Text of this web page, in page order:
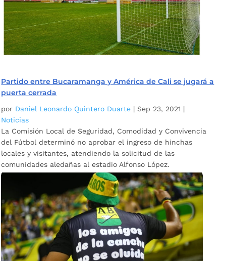
Partido entre Bucaramanga y América de Cali se jugará a
puerta cerrada
por Daniel Leonardo Quintero Duarte | Sep 23, 2021 |
Noticias
La Comisión Local de Seguridad, Comodidad y Convivencia
del Fútbol determinó no aprobar el ingreso de hinchas
locales y visitantes, atendiendo la solicitud de las
comunidades aledañas al estadio Alfonso López.